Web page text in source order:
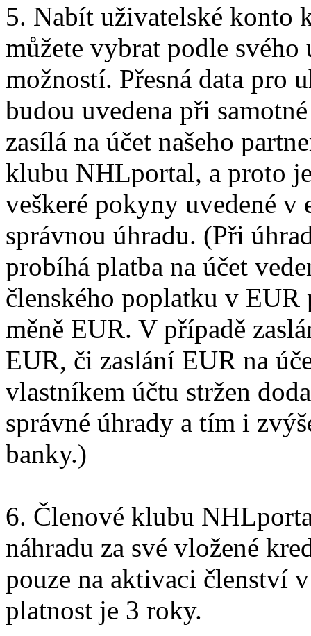
5. Nabít uživatelské konto
můžete vybrat podle
možností. Přesná data pro
budou uvedena při
zasílá na účet našeho
klubu NHLportal, a proto
veškeré pokyny uvedené
správnou úhradu. (Při
probíhá platba na účet
členského poplatku v EUR
měně EUR. V případě
EUR, či zaslání EUR na
vlastníkem účtu stržen
správné úhrady a tím i
banky.)
6. Členové klubu
náhradu za své vložené
pouze na aktivaci členství
platnost je 3 roky.